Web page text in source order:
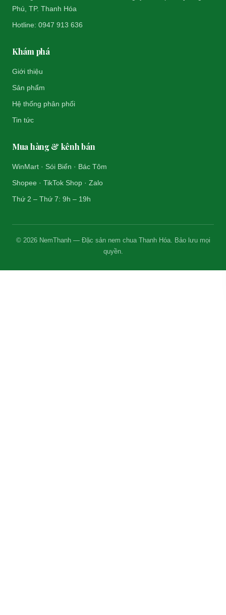
Phú, TP. Thanh Hóa
Hotline: 0947 913 636
Khám phá
Giới thiệu
Sản phẩm
Hệ thống phân phối
Tin tức
Mua hàng & kênh bán
WinMart · Sói Biển · Bác Tôm
Shopee · TikTok Shop · Zalo
Thứ 2 – Thứ 7: 9h – 19h
© 2026 NemThanh — Đặc sản nem chua Thanh Hóa. Bảo lưu mọi
quyền.